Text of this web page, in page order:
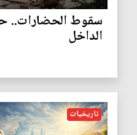
سقوط الحضارات..
الداخل
تاريخيات